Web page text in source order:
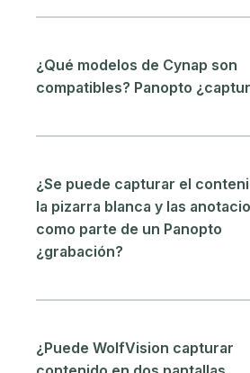
¿Qué modelos de Cynap son
compatibles? Panopto
¿Se puede capturar el
la pizarra blanca y las
como parte de un Panopto
¿grabación?
¿Puede WolfVision capturar